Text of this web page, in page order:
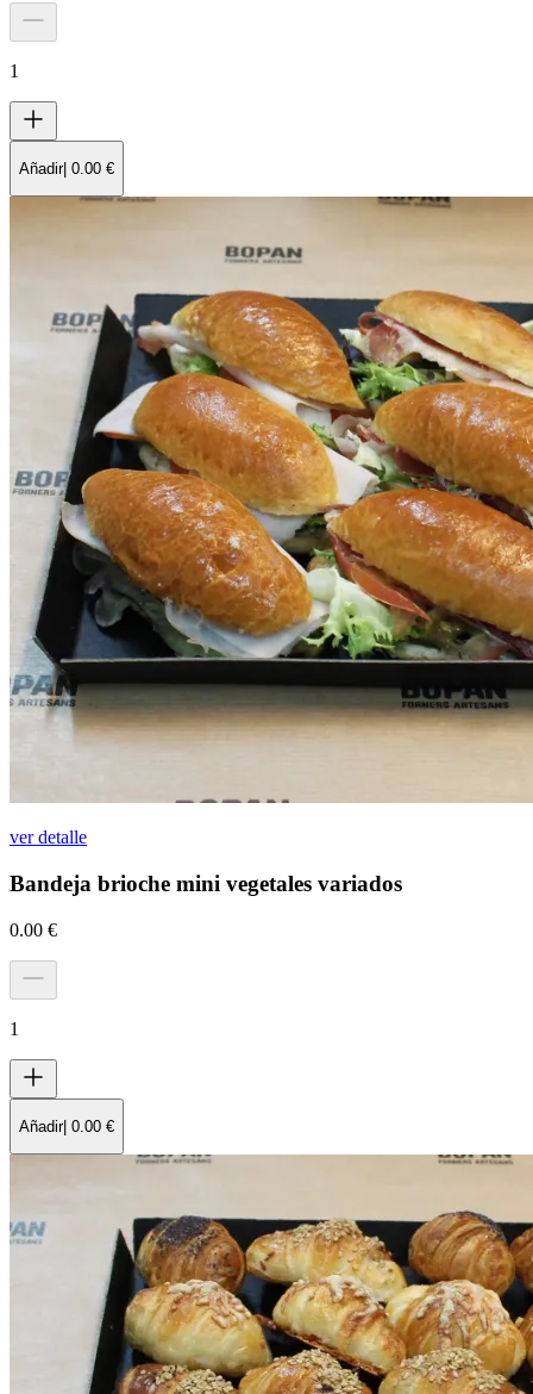
1
Añadir| 0.00 €
ver detalle
Bandeja brioche mini vegetales variados
0.00 €
1
Añadir| 0.00 €